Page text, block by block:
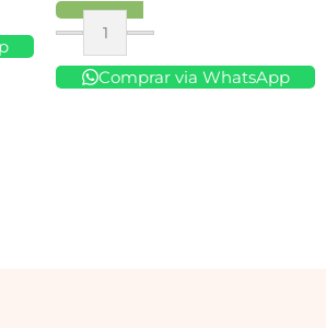
Comprar
Comprar via WhatsApp